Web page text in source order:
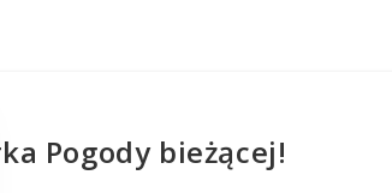
Pogody bieżącej!